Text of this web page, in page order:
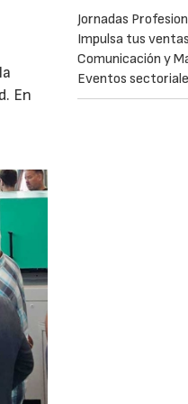
En
Jornadas
Impulsa tus ventas
Comunicación y
Eventos